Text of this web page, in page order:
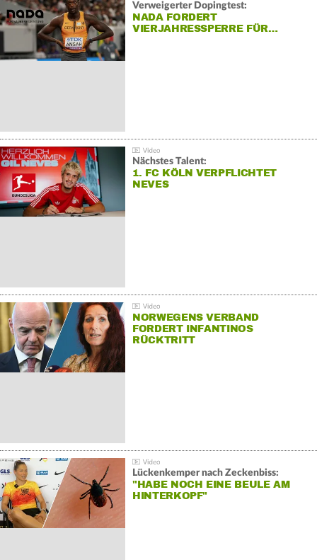
Verweigerter Dopingtest:
NADA FORDERT
VIERJAHRESSPERRE FÜR…
Nächstes Talent:
1. FC KÖLN VERPFLICHTET
NEVES
NORWEGENS VERBAND
FORDERT INFANTINOS
RÜCKTRITT
Lückenkemper nach Zeckenbiss:
"HABE NOCH EINE BEULE AM
HINTERKOPF"